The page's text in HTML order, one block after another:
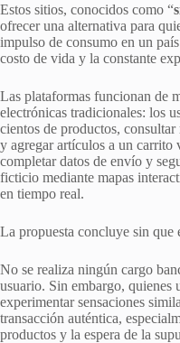
Estos sitios, conocidos como “
ofrecer una alternativa para
impulso de consumo en un
costo de vida y la constante
Las plataformas funcionan de
electrónicas tradicionales: los
cientos de productos,
y agregar artículos a un carrito
completar datos de envío y
ficticio mediante mapas
en tiempo real.
La propuesta concluye sin que
No se realiza ningún cargo
usuario. Sin embargo, quienes
experimentar sensaciones
transacción auténtica,
productos y la espera de la